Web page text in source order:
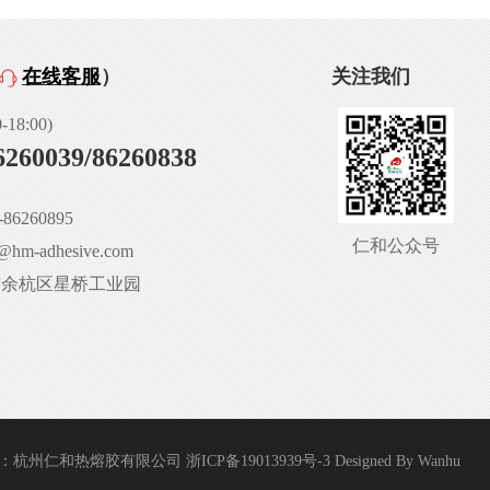
关注我们
仁和公众号
在线客服）
18:00)
86260838
adhesive.com
杭区星桥工业园
杭州仁和热熔胶有限公司浙ICP备19013939号-3 Designed ByWanhu